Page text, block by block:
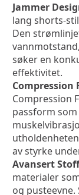
Jammer
lang shorts-
Den
søker en
effektivitet.
Compression
Compression
passform
av styrke
Avansert
materialer
og